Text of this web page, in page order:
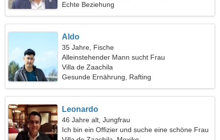
Echte Beziehung
Aldo
35 Jahre, Fische
Alleinstehender Mann sucht Frau
Villa de Zaachila
Gesunde Ernährung, Rafting
Leonardo
46 Jahre alt, Jungfrau
Ich bin ein Offizier und suche eine schöne Frau